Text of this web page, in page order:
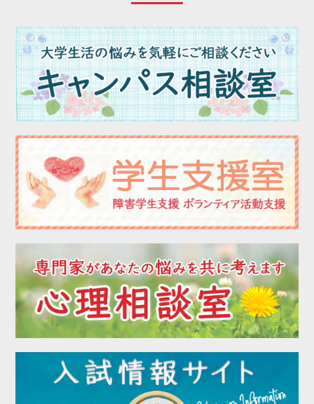
2023年03月
2023年02月
2023年01月
2022年12月
2022年09月
2022年08月
2022年05月
2022年04月
2022年03月
2022年02月
2021年12月